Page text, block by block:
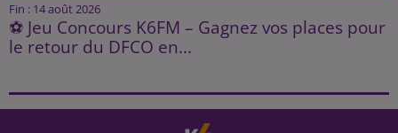
Fin : 14 août 2026
⚽ Jeu Concours K6FM – Gagnez vos places pour
le retour du DFCO en...